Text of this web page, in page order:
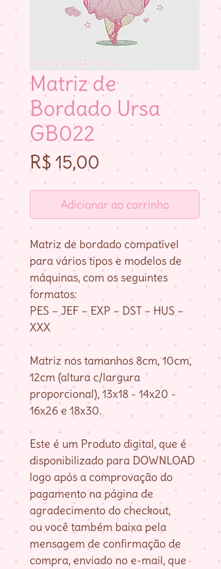
Matriz de
Bordado Ursa
GB022
R$ 15,00Preço
Adicionar ao carrinho
Matriz de bordado compatível
para vários tipos e modelos de
máquinas, com os seguintes
formatos:
PES – JEF – EXP – DST – HUS –
XXX
Matriz nos tamanhos 8cm, 10cm,
12cm (altura c/largura
proporcional), 13x18 - 14x20 -
16x26 e 18x30.
Este é um Produto digital, que é
disponibilizado para DOWNLOAD
logo após a comprovação do
pagamento na página de
agradecimento do checkout,
ou você também baixa pela
mensagem de confirmação de
compra, enviado no e-mail, que